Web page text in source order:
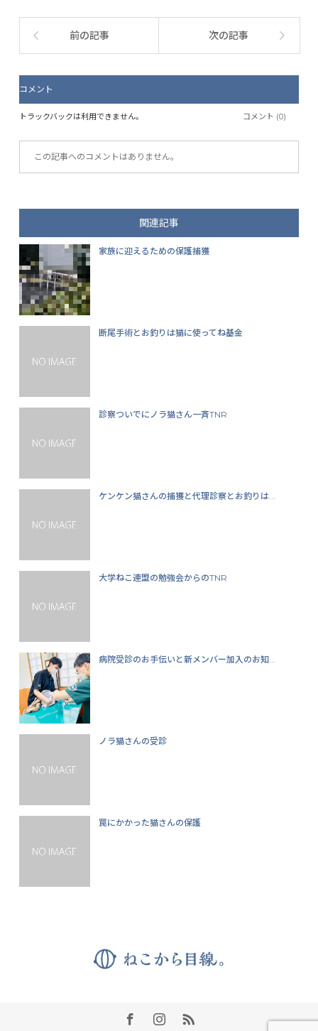
前の記事 次の記事
コメント
トラックバックは利用できません。 コメント (0)
この記事へのコメントはありません。
関連記事
家族に迎えるための保護捕獲
断尾手術とお釣りは猫に使ってね基金
診察ついでにノラ猫さん一斉TNR
ケンケン猫さんの捕獲と代理診察とお釣りは...
大学ねこ連盟の勉強会からのTNR
病院受診のお手伝いと新メンバー加入のお知...
ノラ猫さんの受診
罠にかかった猫さんの保護